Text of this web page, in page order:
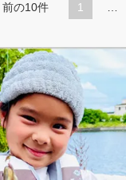
前の10件 1